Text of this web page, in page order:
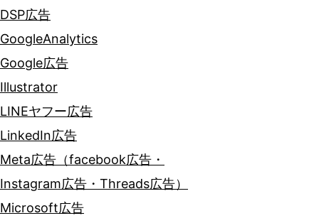
DSP広告
GoogleAnalytics
Google広告
Illustrator
LINEヤフー広告
LinkedIn広告
Meta広告（facebook広告・
Instagram広告・Threads広告）
Microsoft広告